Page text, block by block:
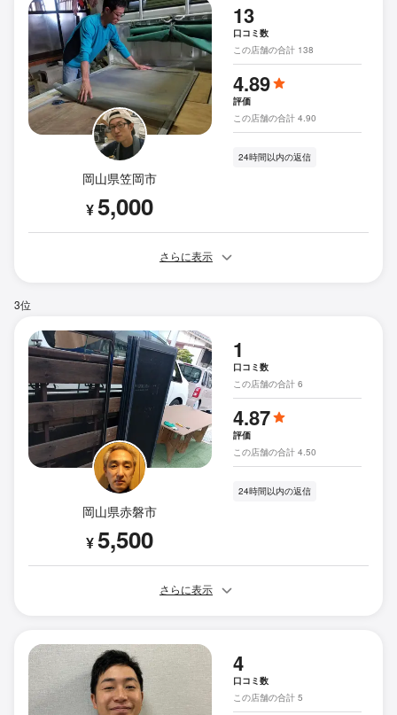
岡山県笠岡市
¥5,000
13
口コミ数
この店舗の合計 138
4.89
評価
この店舗の合計 4.90
24時間以内の返信
さらに表示
3位
岡山県赤磐市
¥5,500
1
口コミ数
この店舗の合計 6
4.87
評価
この店舗の合計 4.50
24時間以内の返信
さらに表示
4
口コミ数
この店舗の合計 5